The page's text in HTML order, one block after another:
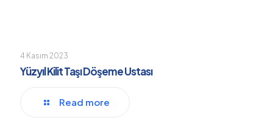
4 Kasım 2023
Yüzyıl Kilit Taşı Döşeme Ustası
Read more